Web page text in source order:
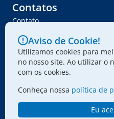
Contatos
Contato
Trabalhe Conosco
Ser Fornecedor
Envie seu projeto
© 2024 - Associação
Aviso de Cookie!
Utilizamos cookies para
no nosso site. Ao utilizar o
com os cookies.
Conheça nossa política de
Eu